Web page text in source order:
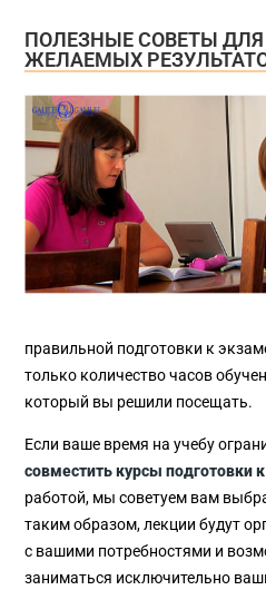
ПОЛЕЗНЫЕ СОВЕТЫ
ЖЕЛАЕМЫХ
правильной подготовки к
только количество часов
который вы решили посещать.
Если ваше время на учебу
совместить курсы подготовки
работой, мы советуем вам
таким образом, лекции будут
с вашими потребностями и
заниматься исключительно